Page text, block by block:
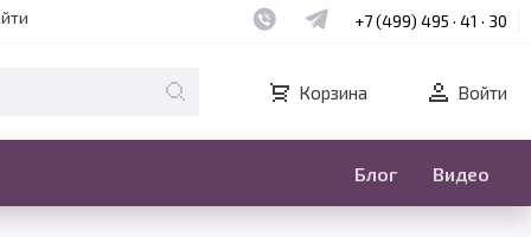
Наш whatsapp
Наш telegram
+7 (499) 495 · 41 · 30
Корзина Войти
Блог Видео